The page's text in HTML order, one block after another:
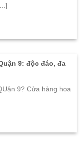
9: độc đáo, đa
9? Cửa hàng hoa